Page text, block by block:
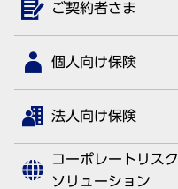
ご契約者さま
個人向け保険
法人向け保険
コーポレートリスク
ソリューション